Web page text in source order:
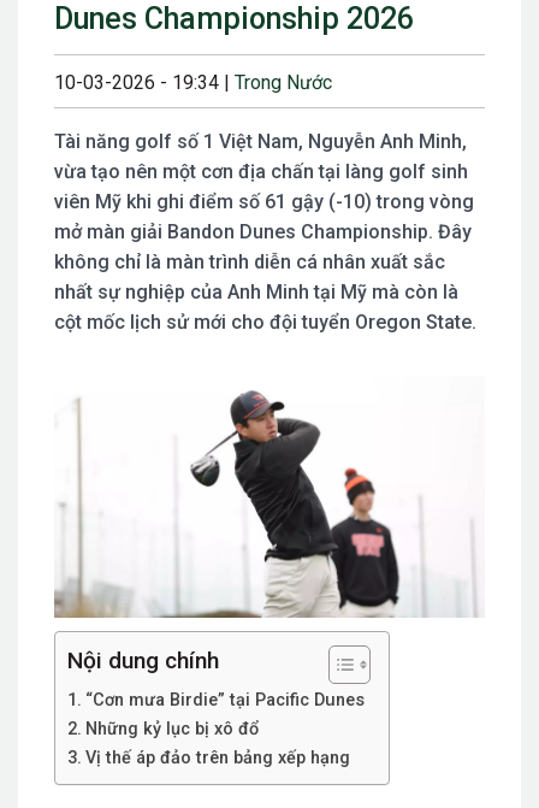
Dunes Championship 2026
10-03-2026 - 19:34 | Trong Nước
Tài năng golf số 1 Việt Nam, Nguyễn Anh Minh,
vừa tạo nên một cơn địa chấn tại làng golf sinh
viên Mỹ khi ghi điểm số 61 gậy (-10) trong vòng
mở màn giải Bandon Dunes Championship. Đây
không chỉ là màn trình diễn cá nhân xuất sắc
nhất sự nghiệp của Anh Minh tại Mỹ mà còn là
cột mốc lịch sử mới cho đội tuyển Oregon State.
Nội dung chính
“Cơn mưa Birdie” tại Pacific Dunes
Những kỷ lục bị xô đổ
Vị thế áp đảo trên bảng xếp hạng